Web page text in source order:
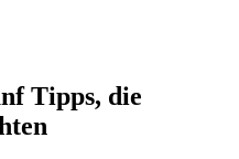
Tipps, die